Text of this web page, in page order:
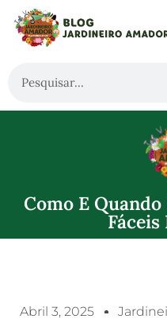
Como E
Fáceis
Abril 3, 2025